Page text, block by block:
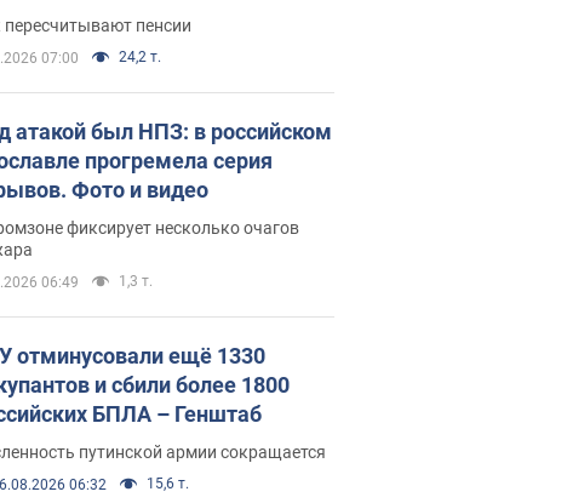
пересчитывают пенсии
07:00 24,2 т.
атакой был НПЗ: в российском
прогремела серия
Фото и видео
фиксирует несколько очагов
06:49 1,3 т.
отминусовали ещё 1330
и сбили более 1800
БПЛА – Генштаб
путинской армии сокращается
6.08.2026 06:32 15,6 т.